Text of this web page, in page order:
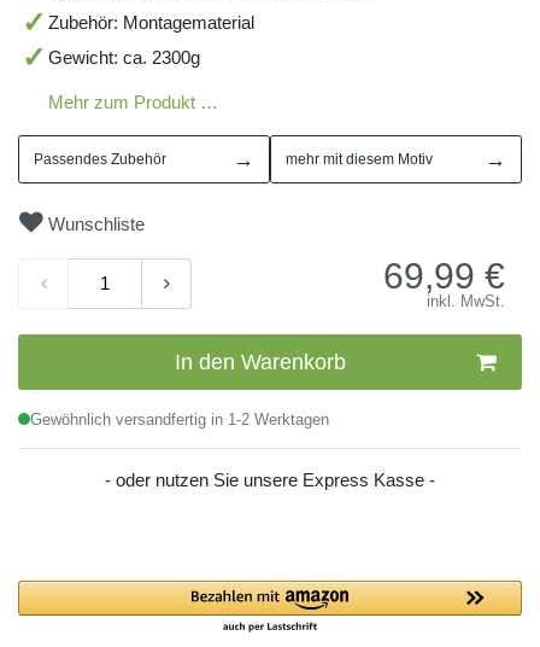
Zubehör: Montagematerial
Gewicht: ca. 2300g
Mehr zum Produkt …
Passendes Zubehör → mehr mit diesem Motiv →
Wunschliste
69,99 €
inkl. MwSt.
In den Warenkorb
Gewöhnlich versandfertig in 1-2 Werktagen
- oder nutzen Sie unsere Express Kasse -